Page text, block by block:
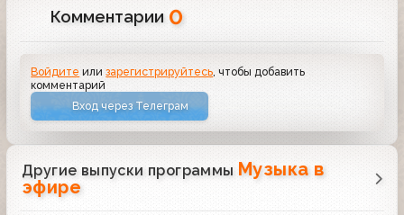
Комментарии 0
Войдите илизарегистрируйтесь , чтобы добавить
комментарий
Вход через Телеграм
Другие выпуски программы Музыка в
эфире